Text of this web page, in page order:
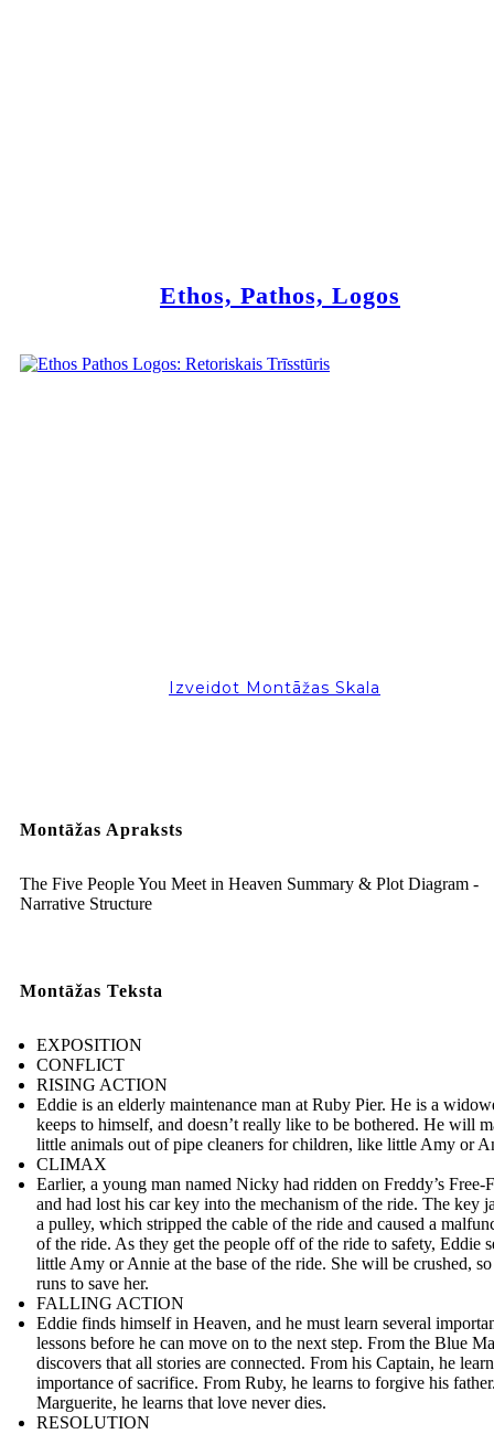
Ethos, Pathos, Logos
Izveidot Montāžas Skala
Montāžas Apraksts
The Five People You Meet in Heaven Summary & Plot Diagram -
Narrative Structure
Montāžas Teksta
EXPOSITION
CONFLICT
RISING ACTION
Eddie is an elderly maintenance man at Ruby Pier. He is a
keeps to himself, and doesn’t really like to be bothered. He will
little animals out of pipe cleaners for children, like little Amy or
CLIMAX
Earlier, a young man named Nicky had ridden on Freddy’s Free-
and had lost his car key into the mechanism of the ride. The key
a pulley, which stripped the cable of the ride and caused a
of the ride. As they get the people off of the ride to safety, Eddie
little Amy or Annie at the base of the ride. She will be crushed,
runs to save her.
FALLING ACTION
Eddie finds himself in Heaven, and he must learn several
lessons before he can move on to the next step. From the Blue
discovers that all stories are connected. From his Captain, he
importance of sacrifice. From Ruby, he learns to forgive his
Marguerite, he learns that love never dies.
RESOLUTION